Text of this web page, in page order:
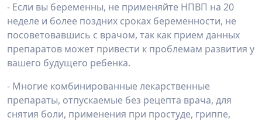
- Если вы беременны, не применяйте НПВП на 20
неделе и более поздних сроках беременности, не
посоветовавшись с врачом, так как прием данных
препаратов может привести к проблемам развития у
вашего будущего ребенка.
- Многие комбинированные лекарственные
препараты, отпускаемые без рецепта врача, для
снятия боли, применения при простуде, гриппе,